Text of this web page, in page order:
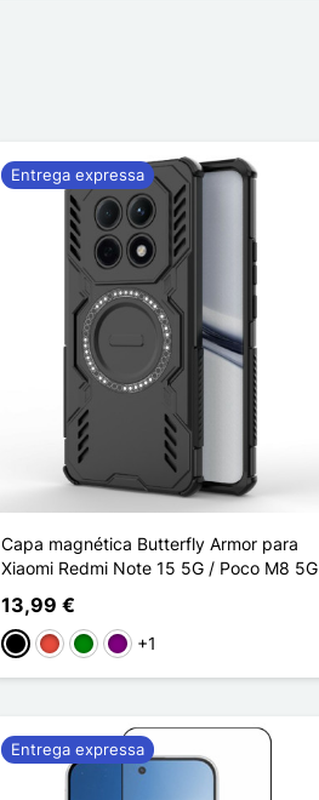
Capa magnética Butterfly Armor para
Xiaomi Redmi Note 15 5G / Poco M8 5G
13,99 €
PretoVermelho
VerdePúrpura
+1
Entrega expressa
Entrega expressa